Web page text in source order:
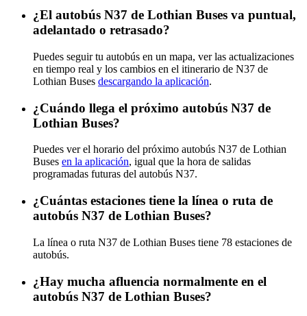
¿El autobús N37 de Lothian Buses va puntual,
adelantado o retrasado?
Puedes seguir tu autobús en un mapa, ver las actualizaciones
en tiempo real y los cambios en el itinerario de N37 de
Lothian Buses descargando la aplicación.
¿Cuándo llega el próximo autobús N37 de
Lothian Buses?
Puedes ver el horario del próximo autobús N37 de Lothian
Buses en la aplicación, igual que la hora de salidas
programadas futuras del autobús N37.
¿Cuántas estaciones tiene la línea o ruta de
autobús N37 de Lothian Buses?
La línea o ruta N37 de Lothian Buses tiene 78 estaciones de
autobús.
¿Hay mucha afluencia normalmente en el
autobús N37 de Lothian Buses?